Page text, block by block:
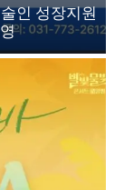
인 성장지원